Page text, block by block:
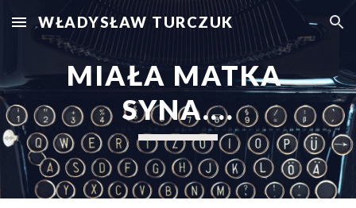
Skip to main content Skip to navigation
WŁADYSŁAW TURCZUK
MIAŁA MATKA
SYNA....